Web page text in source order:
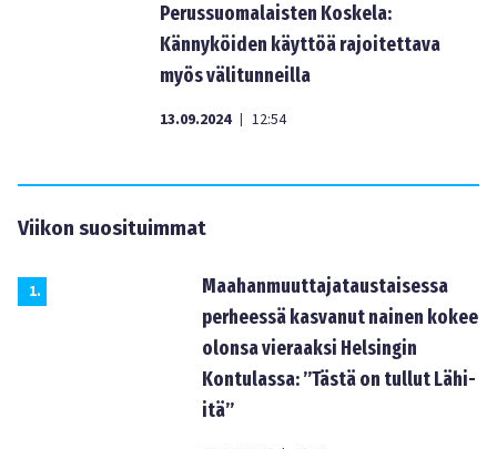
Perussuomalaisten Koskela:
Kännyköiden käyttöä rajoitettava
myös välitunneilla
13.09.2024 | 12:54
Viikon suosituimmat
1.
Maahanmuuttajataustaisessa
perheessä kasvanut nainen kokee
olonsa vieraaksi Helsingin
Kontulassa: ”Tästä on tullut Lähi-
itä”